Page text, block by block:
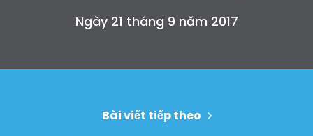
Ngày 21 tháng 9 năm 2017
Bài viết tiếp theo